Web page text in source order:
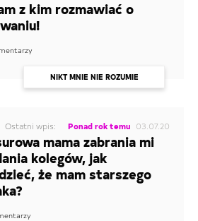
z kim rozmawiać o
NIKT MNIE NIE ROZUMIE
Ostatni wpis: Ponad rok temu 03.07.20
mama zabrania mi
kolegów, jak
że mam starszego